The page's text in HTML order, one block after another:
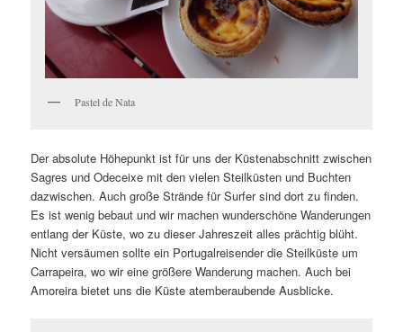
Pastel de Nata
Der absolute Höhepunkt ist für uns der Küstenabschnitt zwischen
Sagres und Odeceixe mit den vielen Steilküsten und Buchten
dazwischen. Auch große Strände für Surfer sind dort zu finden.
Es ist wenig bebaut und wir machen wunderschöne Wanderungen
entlang der Küste, wo zu dieser Jahreszeit alles prächtig blüht.
Nicht versäumen sollte ein Portugalreisender die Steilküste um
Carrapeira, wo wir eine größere Wanderung machen. Auch bei
Amoreira bietet uns die Küste atemberaubende Ausblicke.